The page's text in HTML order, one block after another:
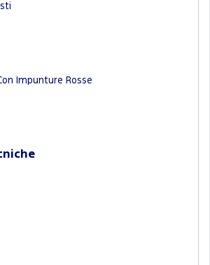
Impunture Rosse